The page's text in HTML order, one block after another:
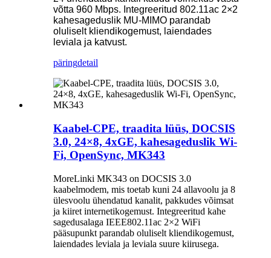
võtta 960 Mbps. Integreeritud 802.11ac 2×2
kahesageduslik MU-MIMO parandab
oluliselt kliendikogemust, laiendades
leviala ja katvust.
päringdetail
Kaabel-CPE, traadita lüüs, DOCSIS
3.0, 24×8, 4xGE, kahesageduslik Wi-
Fi, OpenSync, MK343
MoreLinki MK343 on DOCSIS 3.0
kaabelmodem, mis toetab kuni 24 allavoolu ja 8
ülesvoolu ühendatud kanalit, pakkudes võimsat
ja kiiret internetikogemust. Integreeritud kahe
sagedusalaga IEEE802.11ac 2×2 WiFi
pääsupunkt parandab oluliselt kliendikogemust,
laiendades leviala ja leviala suure kiirusega.